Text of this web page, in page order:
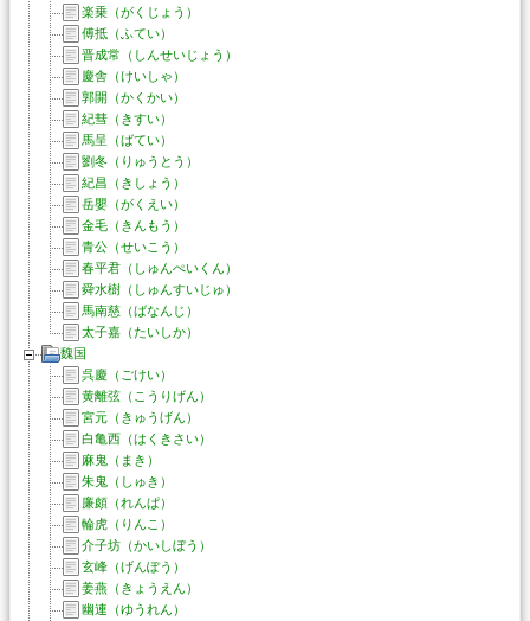
楽乗（がくじょう）
傅抵（ふてい）
晋成常（しんせいじょう）
慶舎（けいしゃ）
郭開（かくかい）
紀彗（きすい）
馬呈（ばてい）
劉冬（りゅうとう）
紀昌（きしょう）
岳嬰（がくえい）
金毛（きんもう）
青公（せいこう）
春平君（しゅんぺいくん）
舜水樹（しゅんすいじゅ）
馬南慈（ばなんじ）
太子嘉（たいしか）
魏国
呉慶（ごけい）
黄離弦（こうりげん）
宮元（きゅうげん）
白亀西（はくきさい）
麻鬼（まき）
朱鬼（しゅき）
廉頗（れんぱ）
輪虎（りんこ）
介子坊（かいしぼう）
玄峰（げんぽう）
姜燕（きょうえん）
幽連（ゆうれん）